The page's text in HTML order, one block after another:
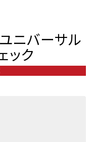
ニバーサル
ック